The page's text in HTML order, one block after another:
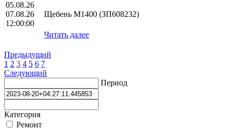
05.08.26
07.08.26
12:00:00
Щебень М1400 (ЗП608232)
Читать далее
Предыдущий
1 2 3 4 5 6 7
Следующий
Период
Категория
Ремонт